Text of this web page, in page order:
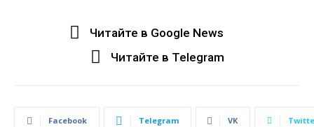
Читайте в Google News
Читайте в Telegram
Facebook Telegram VK